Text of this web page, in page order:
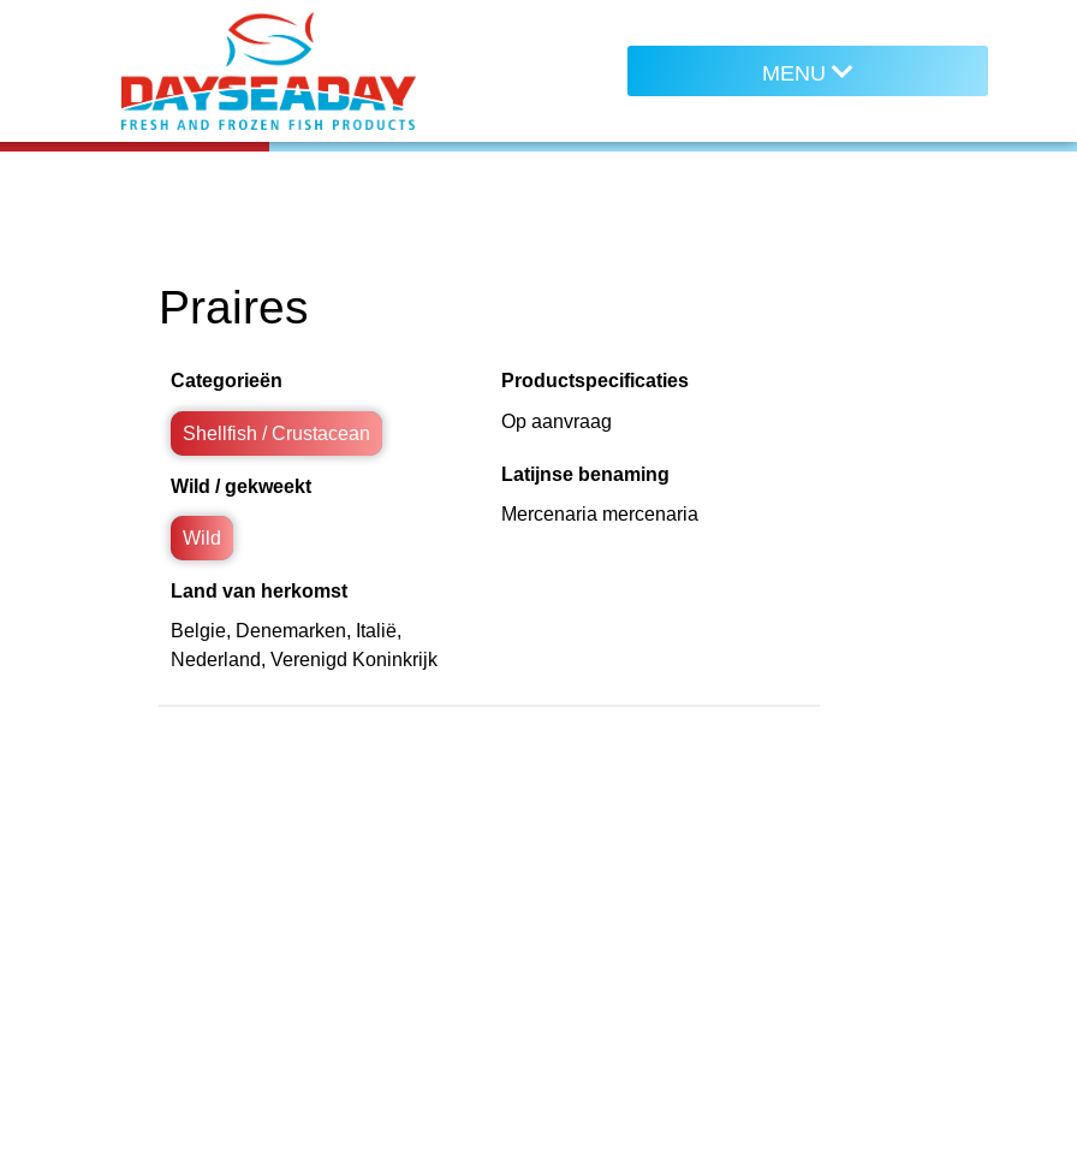
Praires
Categorieën
Shellfish / Crustacean
Wild / gekweekt
Wild
Land van herkomst
Belgie, Denemarken, Italië,
Nederland, Verenigd Koninkrijk
Productspecificaties
Op aanvraag
Latijnse benaming
Mercenaria mercenaria